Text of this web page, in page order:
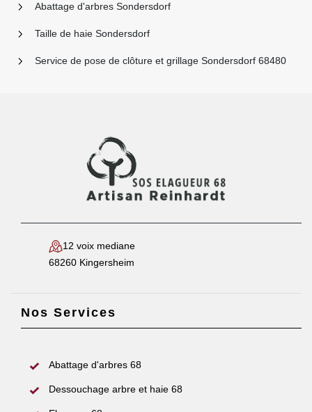
Abattage d'arbres Sondersdorf
Taille de haie Sondersdorf
Service de pose de clôture et grillage Sondersdorf 68480
12 voix mediane
68260 Kingersheim
Nos Services
Abattage d'arbres 68
Dessouchage arbre et haie 68